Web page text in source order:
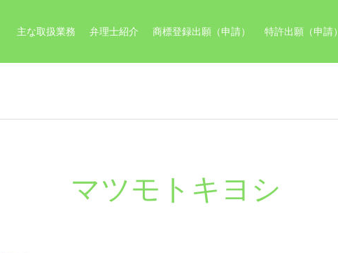
主な取扱業務 弁理士紹介 商標登録出願（申請） 特許出願（申請）
マツモトキヨシ